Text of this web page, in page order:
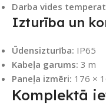
Darba vides
Izturība un
Ūdensizturība: IP65
Kabeļa garums: 3 m
Paneļa izmēri: 176 ×
Komplektā